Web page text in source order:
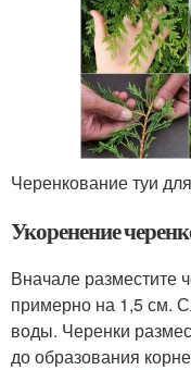
Черенкование туи
Укоренение
Вначале разместите
примерно на 1,5 см.
воды. Черенки
до образования